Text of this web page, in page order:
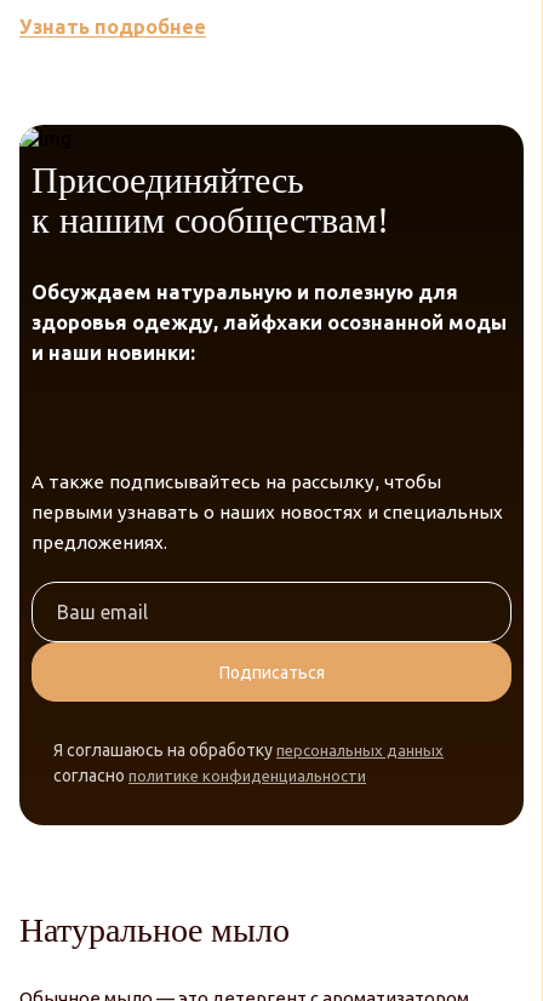
Узнать подробнее
Присоединяйтесь
к нашим сообществам!
Обсуждаем натуральную и полезную для
здоровья одежду, лайфхаки осознанной моды
и наши новинки:
А также подписывайтесь на рассылку, чтобы
первыми узнавать о наших новостях и специальных
предложениях.
Подписаться
Я соглашаюсь на обработку персональных данных
согласно политике конфиденциальности
Натуральное мыло